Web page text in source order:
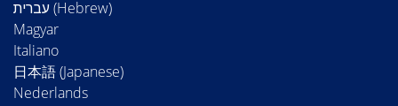
Magyar
Italiano
日本語 (Japanese)
Nederlands